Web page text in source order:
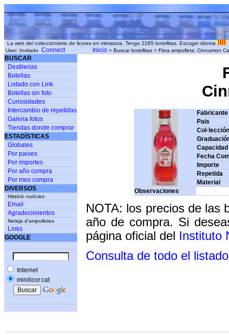
La web del coleccionismo de licores en miniatura. Tengo 2285 botellitas. Escoger idioma
User: Invitado Connect Inicio > Buscar botellitas > Fitxa ampolleta: Cinnamon
BUSCAR
Destilerias
Botellas
Listado con Link
Botellas sin foto
Curiosidades
Intercambio de repetidas
Galeria fotos
Tiendas donde comprar
ESTADÍSTICAS
Globales
Por paises
Por importes
Por año compra
Por mes compra
DIVERSOS
Històric notícies
Email
Agradecimientos
Neteja d'ampolletes
Links
GOOGLE
Internet
minilicor.cat
Fabricante
Pais
Col·lección
Capacidad
Fecha
Importe
Repetida
Material
Observaciones
NOTA: los precios de las
año de compra. Si
página oficial del Instituto
Consulta de todo el